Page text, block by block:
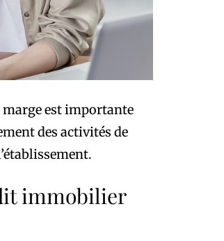
marge est importante
des activités de
immobilier